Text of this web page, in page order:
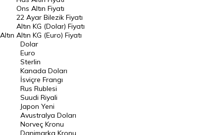
Döviz Kuru
Dolar Kuru
Euro Kuru
Pound Kuru
Frank Kuru
Riyal Kuru
Avustralya Doları
Danimarka Kronu Kuru
Altın
Ons Altın Fiyatı
22 Ayar Bilezik Fiyatı
Altın KG (Dolar) Fiyatı
Altın KG (Euro) Fiyatı
Dolar
Euro
Sterlin
Kanada Doları
İsviçre Frangı
Rus Rublesi
Suudi Riyali
Japon Yeni
Avustralya Doları
Norveç Kronu
Danimarka Kronu